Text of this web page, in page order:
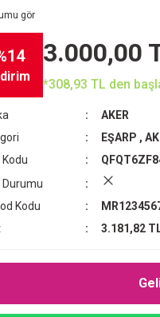
gör
3.000,00
*308,93 TL den
AKER
EŞARP ,
Durumu
Kodu
3.181,82